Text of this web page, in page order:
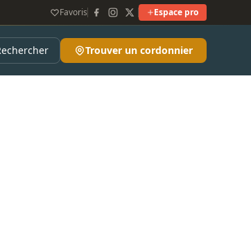
Favoris Espace pro
Trouver un cordonnier